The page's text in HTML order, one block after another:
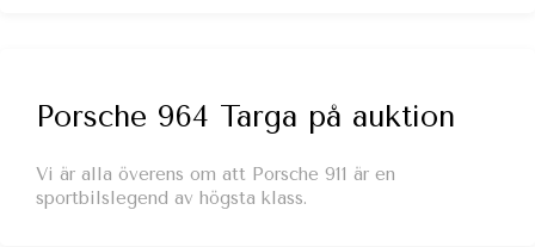
Porsche 964 Targa på auktion
Vi är alla överens om att Porsche 911 är en
sportbilslegend av högsta klass.